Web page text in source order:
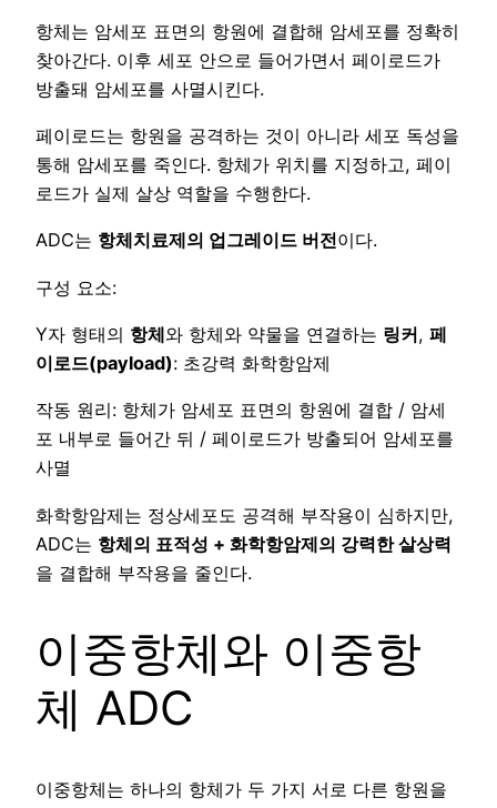
항체는 암세포 표면의 항원에 결합해 암세포를 정확히
찾아간다. 이후 세포 안으로 들어가면서 페이로드가
방출돼 암세포를 사멸시킨다.
페이로드는 항원을 공격하는 것이 아니라 세포 독성을
통해 암세포를 죽인다. 항체가 위치를 지정하고, 페이
로드가 실제 살상 역할을 수행한다.
ADC는 항체치료제의 업그레이드 버전이다.
구성 요소:
Y자 형태의 항체와 항체와 약물을 연결하는 링커, 페
이로드(payload): 초강력 화학항암제
작동 원리: 항체가 암세포 표면의 항원에 결합 / 암세
포 내부로 들어간 뒤 / 페이로드가 방출되어 암세포를
사멸
화학항암제는 정상세포도 공격해 부작용이 심하지만,
ADC는 항체의 표적성 + 화학항암제의 강력한 살상력
을 결합해 부작용을 줄인다.
이중항체와 이중항
체 ADC
이중항체는 하나의 항체가 두 가지 서로 다른 항원을